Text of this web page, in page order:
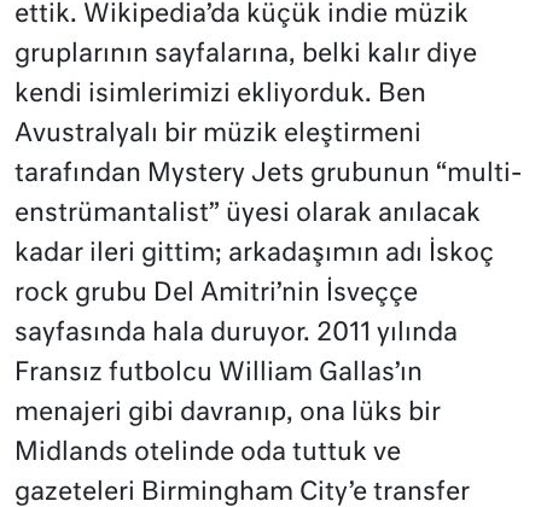
ettik. Wikipedia’da küçük indie müzik
gruplarının sayfalarına, belki kalır diye
kendi isimlerimizi ekliyorduk. Ben
Avustralyalı bir müzik eleştirmeni
tarafından Mystery Jets grubunun “multi-
enstrümantalist” üyesi olarak anılacak
kadar ileri gittim; arkadaşımın adı İskoç
rock grubu Del Amitri’nin İsveççe
sayfasında hala duruyor. 2011 yılında
Fransız futbolcu William Gallas’ın
menajeri gibi davranıp, ona lüks bir
Midlands otelinde oda tuttuk ve
gazeteleri Birmingham City’e transfer